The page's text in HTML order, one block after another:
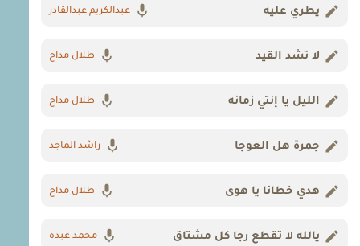
يطري عليه عبدالكريم عبدالقادر
لا تشد القيد طلال مداح
الليل يا إنتي زمانه طلال مداح
جمرة هل العوجا راشد الماجد
هدي خطانا يا هوى طلال مداح
يالله لا تقطع رجا كل مشتاق محمد عبده